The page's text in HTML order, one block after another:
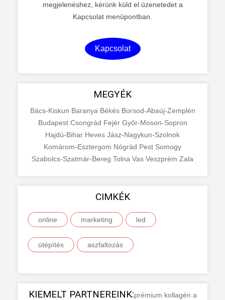
megjelenéshez, kérünk küld el üzenetedet a
Kapcsolat menüpontban.
Kapcsolat
MEGYÉK
Bács-Kiskun Baranya Békés Borsod-Abaúj-Zemplén
Budapest Csongrád Fejér Győr-Moson-Sopron
Hajdú-Bihar Heves Jász-Nagykun-Szolnok
Komárom-Esztergom Nógrád Pest Somogy
Szabolcs-Szatmár-Bereg Tolna Vas Veszprém Zala
CIMKÉK
online marketing led
útépítés aszfaltozás
KIEMELT PARTNEREINK:prémium kollagén a